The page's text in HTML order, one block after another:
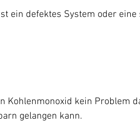
ein defektes System oder eine
Kohlenmonoxid kein Problem
gelangen kann.